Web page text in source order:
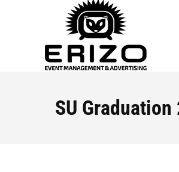
SU Graduation